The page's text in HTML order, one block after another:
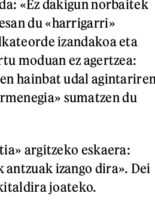
«Ez dakigun norbaitek
du «harrigarri»
izandakoa eta
moduan ez agertzea:
hainbat udal
sumatzen du
argitzeko eskaera:
izango dira». Dei
joateko.